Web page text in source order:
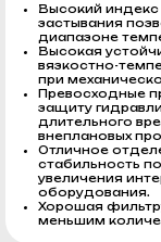
Высокий индекс
застывания
диапазоне
Высокая
вязкостно-
при
Превосходные
защиту
длительного
внеплановых
Отличное
стабильность
увеличения
оборудования.
Хорошая
меньшим